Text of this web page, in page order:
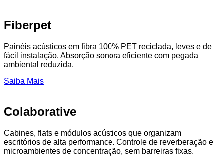
Fiberpet
Painéis acústicos em fibra 100% PET reciclada, leves e de
fácil instalação. Absorção sonora eficiente com pegada
ambiental reduzida.
Saiba Mais
Colaborative
Cabines, flats e módulos acústicos que organizam
escritórios de alta performance. Controle de reverberação e
microambientes de concentração, sem barreiras fixas.